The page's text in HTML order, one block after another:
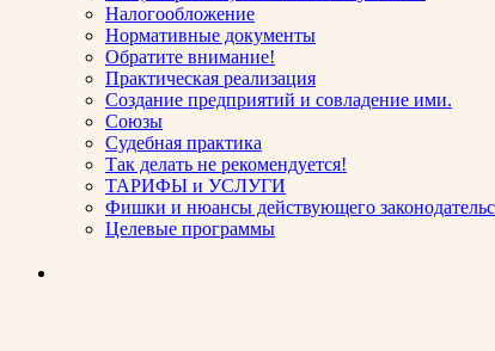
Налогообложение
Нормативные документы
Обратите внимание!
Практическая реализация
Создание предприятий и совладение ими.
Союзы
Судебная практика
Так делать не рекомендуется!
ТАРИФЫ и УСЛУГИ
Фишки и нюансы действующего
Целевые программы